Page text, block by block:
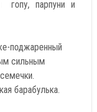
гопу, парпуни и
поджаренный
сильным
барабулька.